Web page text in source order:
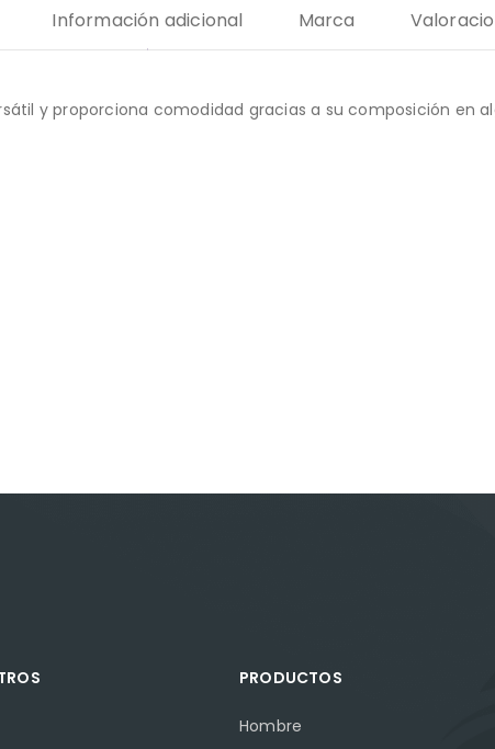
Información adicional Marca
y proporciona comodidad gracias a su composición en
PRODUCTOS
Hombre